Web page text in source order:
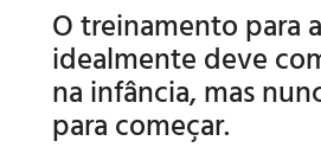
O treinamento para
idealmente deve
na infância, mas
para começar.